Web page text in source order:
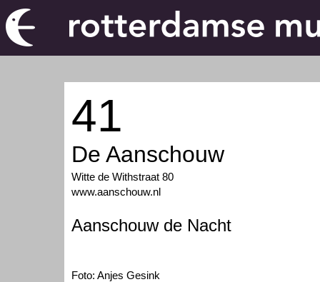
41
De Aanschouw
Witte de Withstraat 80
www.aanschouw.nl
Aanschouw de Nacht
Foto: Anjes Gesink